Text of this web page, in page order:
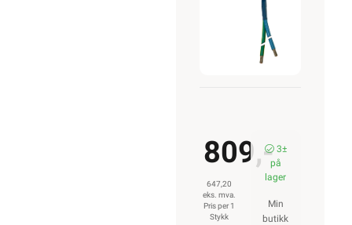
345/800MM
809,-
647,20
eks. mva.
Pris per 1
Stykk
3±
på
lager
Min
butikk